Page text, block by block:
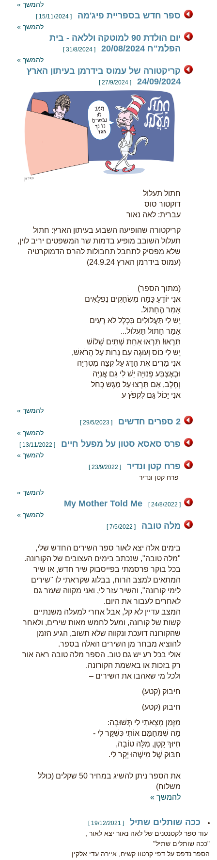
להמשך »
ספר חדש בספריית פיג'מה [ 15/11/2024 ]
להמשך »
יום הולדת 90 למוטקה וללאה - בית
הפלמ"ח 20/08/2024
[ 31/8/2024 ]
להמשך »
קריקטורה של עמוס בידרמן בעיתון הארץ
24/09/2024
[ 27/9/2024 ]
חתול תעלול
דוקטור סוס
עברית: לאה נאור
קריקטורה שהופיעה השבוע בעיתון הארץ: חתול
תעלול השובב מופיע בדמות שר המשפטים יריב לוין,
שלא מפסיק לתחבל תחבולות להרס הדמוקרטיה
(עמוס בידרמן הארץ 24.9.24)
(מתוך הספר)
אֲנִי יוֹדֵעַ כַּמָּה מִשְׂחָקִים נִפְלָאִים
אָמַר הֶחָתוּל.
יֵשׁ לִי תַּעֲלוּלִים בִּכְלָל לֹא רָעִים
אָמַר חָתוּל תַּעֲלוּל...
תִּרְאוּ! תִּרְאוּ אַחַת שְׁתַּיִם שָׁלוֹשׁ
יֵשׁ לִי כּוֹס וְעוּגָה עִם נֵרוֹת עַל הָרֹאשׁ,
אֲנִי מֵרִים אֶת הַדָּג עַל קְצֵה מִטְרִיָּה
וּבְאֶצְבַּע פְּנוּיָה יֵשׁ לִי גַּם אֳנִיָּה
וְחָלָב, אִם תִּרְצוּ עַל מַגָּשׁ כָּחֹל
אֲנִי יָכוֹל גַּם לִקְפֹּץ ע
להמשך »
2 ספרים חדשים [ 29/5/2023 ]
להמשך »
פרס סאסא סטון על מפעל חיים [ 13/11/2022 ]
להמשך »
פרח קטן ונדיר [ 23/9/2022 ]
פרח קטן ונדיר
להמשך »
My Mother Told Me [ 24/8/2022 ]
להמשך »
מלה טובה [ 7/5/2022 ]
בימים אלה יצא לאור ספר השירים החדש שלי,
"מלה טובה", שנכתב בימים העצובים של הקורונה.
בכל בוקר פרסמתי בפייסבוק שיר חדש, או שיר
המתאים למצב הרוח, בבלוג שקראתי לו "שירים
לימי קורונה", והשיר עזר לי, ואני מקווה שעזר גם
לאחרים לעבור את היום.
המצב עדיין לא קל, אבל אחרי למעלה משנתיים
קשות של קורונה, ומעל לחמש מאות שירים, ולאחר
שהקורונה דועכת ונקווה שלא תשוב, הגיע הזמן
להוציא מבחר מן השירים האלה בספר.
אולי בכל רע יש גם טוב. הספר מלה טובה ראה אור
רק בזכות או באשמת הקורונה.
ולכל מי שאהבו את השירים –
חיבוק (קטע)
חיבוק (קטע)
מִזְּמַן מָצָאתִי לִי תְּשׁוּבָה:
מָה שֶׁמְּחַמֵּם אוֹתִי כְּשֶׁקַּר לִי -
חִיּוּךְ קָטָן, מִלָּה טוֹבָה,
חִבּוּק שֶׁל מִישֶׁהוּ יָקָר לִי.
את הספר ניתן להשיג במחיר 50 שקלים (כולל
משלוח)
להמשך »
ככה שותלים שתיל [ 19/12/2021 ]
עוד ספר לקטנטנים של לאה נאור יצא לאור ,
"ככה שותלים שתיל"
הספר נדפס על דפי קרטוו קשיח, איירה עדי אלקין